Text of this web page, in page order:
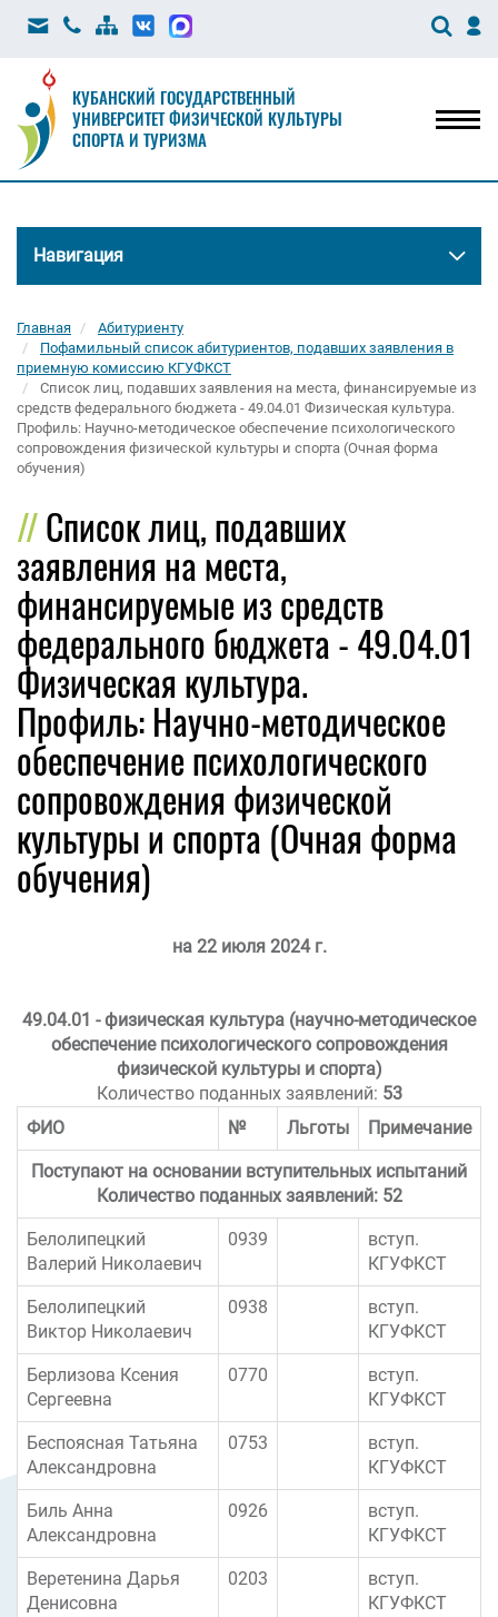
КУБАНСКИЙ ГОСУДАРСТВЕННЫЙ
УНИВЕРСИТЕТ ФИЗИЧЕСКОЙ КУЛЬТУРЫ
СПОРТА И ТУРИЗМА
Навигация
Главная
Абитуриенту
Пофамильный список абитуриентов, подавших заявления в
приемную комиссию КГУФКСТ
Список лиц, подавших заявления на места, финансируемые из
средств федерального бюджета - 49.04.01 Физическая культура.
Профиль: Научно-методическое обеспечение психологического
сопровождения физической культуры и спорта (Очная форма
обучения)
Список лиц, подавших
заявления на места,
финансируемые из средств
федерального бюджета - 49.04.01
Физическая культура.
Профиль: Научно-методическое
обеспечение психологического
сопровождения физической
культуры и спорта (Очная форма
обучения)
на 22 июля 2024 г.
49.04.01 - физическая культура (научно-методическое
обеспечение психологического сопровождения
физической культуры и спорта)
Количество поданных заявлений: 53
ФИО
№ Льготы Примечание
Поступают на основании вступительных испытаний
Количество поданных заявлений: 52
Белолипецкий
Валерий Николаевич
0939
вступ.
КГУФКСТ
Белолипецкий
Виктор Николаевич
0938
вступ.
КГУФКСТ
Берлизова Ксения
Сергеевна
0770
вступ.
КГУФКСТ
Беспоясная Татьяна
Александровна
0753
вступ.
КГУФКСТ
Биль Анна
Александровна
0926
вступ.
КГУФКСТ
Веретенина Дарья
Денисовна
0203
вступ.
КГУФКСТ